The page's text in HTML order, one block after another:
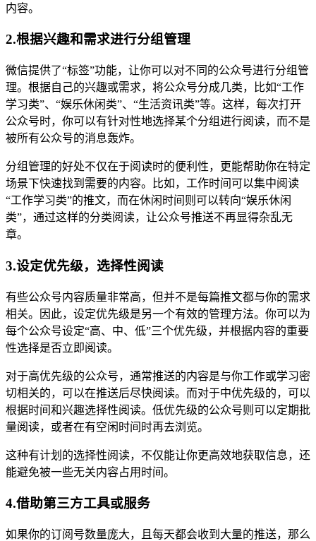
内容。
2.根据兴趣和需求进行分组管理
微信提供了“标签”功能，让你可以对不同的公众号进行分组管
理。根据自己的兴趣或需求，将公众号分成几类，比如“工作
学习类”、“娱乐休闲类”、“生活资讯类”等。这样，每次打开
公众号时，你可以有针对性地选择某个分组进行阅读，而不是
被所有公众号的消息轰炸。
分组管理的好处不仅在于阅读时的便利性，更能帮助你在特定
场景下快速找到需要的内容。比如，工作时间可以集中阅读
“工作学习类”的推文，而在休闲时间则可以转向“娱乐休闲
类”，通过这样的分类阅读，让公众号推送不再显得杂乱无
章。
3.设定优先级，选择性阅读
有些公众号内容质量非常高，但并不是每篇推文都与你的需求
相关。因此，设定优先级是另一个有效的管理方法。你可以为
每个公众号设定“高、中、低”三个优先级，并根据内容的重要
性选择是否立即阅读。
对于高优先级的公众号，通常推送的内容是与你工作或学习密
切相关的，可以在推送后尽快阅读。而对于中优先级的，可以
根据时间和兴趣选择性阅读。低优先级的公众号则可以定期批
量阅读，或者在有空闲时间时再去浏览。
这种有计划的选择性阅读，不仅能让你更高效地获取信息，还
能避免被一些无关内容占用时间。
4.借助第三方工具或服务
如果你的订阅号数量庞大，且每天都会收到大量的推送，那么